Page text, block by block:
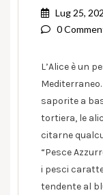
Lug 25,
0
L’Alice è un
saporite a
tortiera, le
citarne
“Pesce
i pesci
tendente al